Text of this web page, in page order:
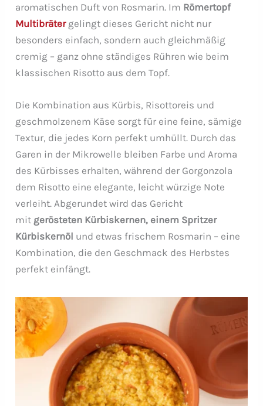
aromatischen Duft von Rosmarin. Im Römertopf
Multibrätergelingt dieses Gericht nicht nur
besonders einfach, sondern auch gleichmäßig
cremig – ganz ohne ständiges Rühren wie beim
klassischen Risotto aus dem Topf.
Die Kombination aus Kürbis, Risottoreis und
geschmolzenem Käse sorgt für eine feine, sämige
Textur, die jedes Korn perfekt umhüllt. Durch das
Garen in der Mikrowelle bleiben Farbe und Aroma
des Kürbisses erhalten, während der Gorgonzola
dem Risotto eine elegante, leicht würzige Note
verleiht. Abgerundet wird das Gericht
mit gerösteten Kürbiskernen, einem Spritzer
Kürbiskernöl und etwas frischem Rosmarin – eine
Kombination, die den Geschmack des Herbstes
perfekt einfängt.